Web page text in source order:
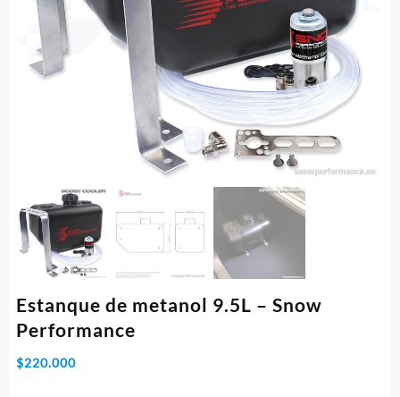
Estanque de metanol 9.5L – Snow
Performance
$220.000